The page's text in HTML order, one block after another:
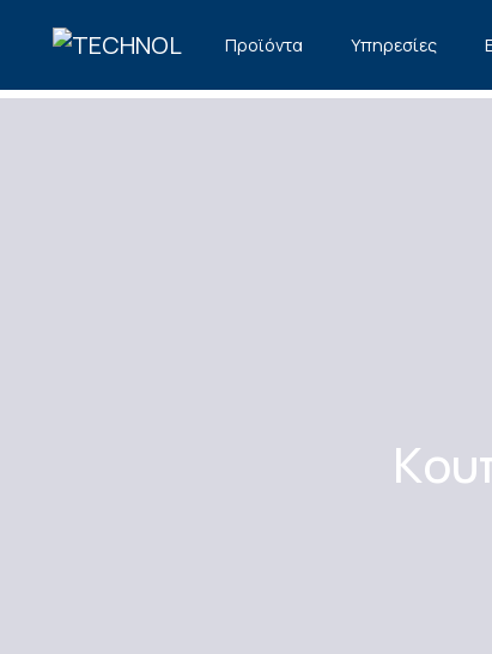
TECHNOL Προϊόντα Υπηρεσίες